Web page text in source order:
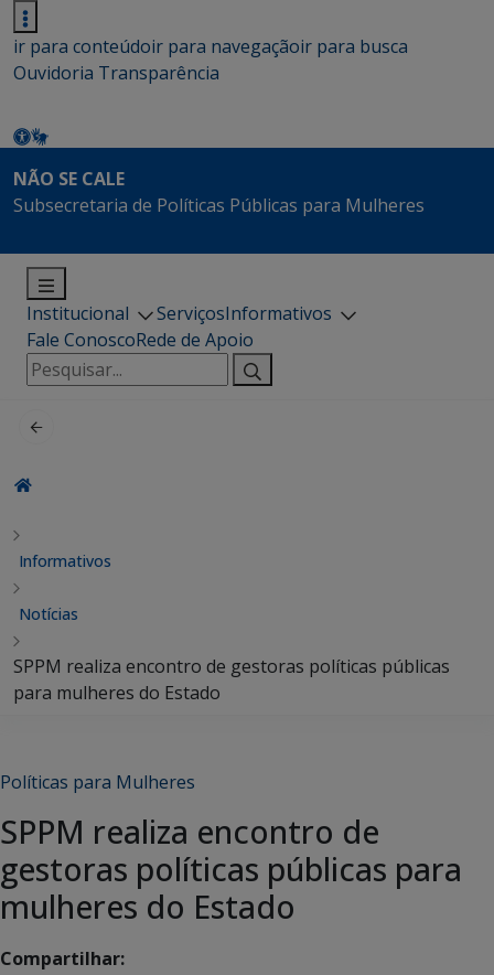
ir para conteúdoir para navegaçãoir para busca
Ouvidoria Transparência
NÃO SE CALE
Subsecretaria de Políticas Públicas para Mulheres
Institucional ServiçosInformativos
Fale ConoscoRede de Apoio
Pesquisar
por:
Informativos
Notícias
SPPM realiza encontro de gestoras políticas públicas
para mulheres do Estado
Políticas para Mulheres
SPPM realiza encontro de
gestoras políticas públicas para
mulheres do Estado
Compartilhar: